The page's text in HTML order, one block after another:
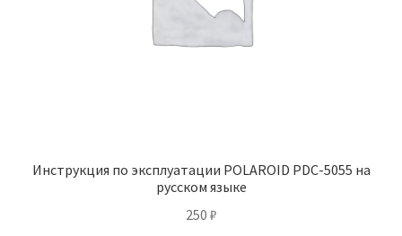
Инструкция по эксплуатации POLAROID PDC-5055 на
русском языке
250 ₽